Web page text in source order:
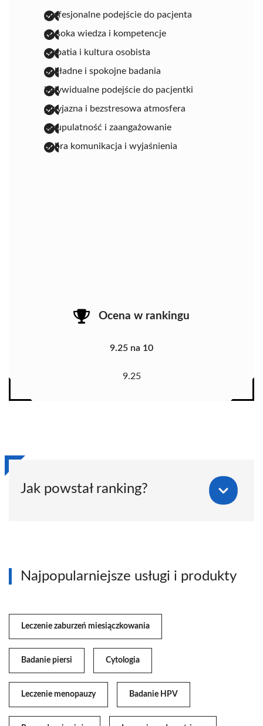
profesjonalne podejście do pacjenta
wysoka wiedza i kompetencje
empatia i kultura osobista
dokładne i spokojne badania
indywidualne podejście do pacjentki
przyjazna i bezstresowa atmosfera
skrupulatność i zaangażowanie
dobra komunikacja i wyjaśnienia
Ocena w rankingu
9.25 na 10
9.25
Jak powstał ranking?
Najpopularniejsze usługi i produkty
Leczenie zaburzeń miesiączkowania
Badanie piersi Cytologia
Leczenie menopauzy Badanie HPV